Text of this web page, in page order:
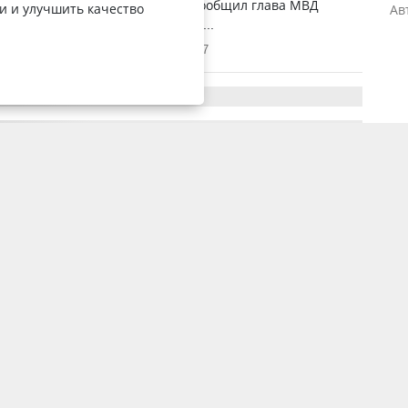
YK-news.kz. Как сообщил глава МВД
в ходе отчетной встреч...
4087
и улучшить качество